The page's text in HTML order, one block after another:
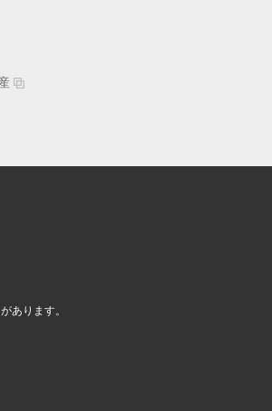
あります。